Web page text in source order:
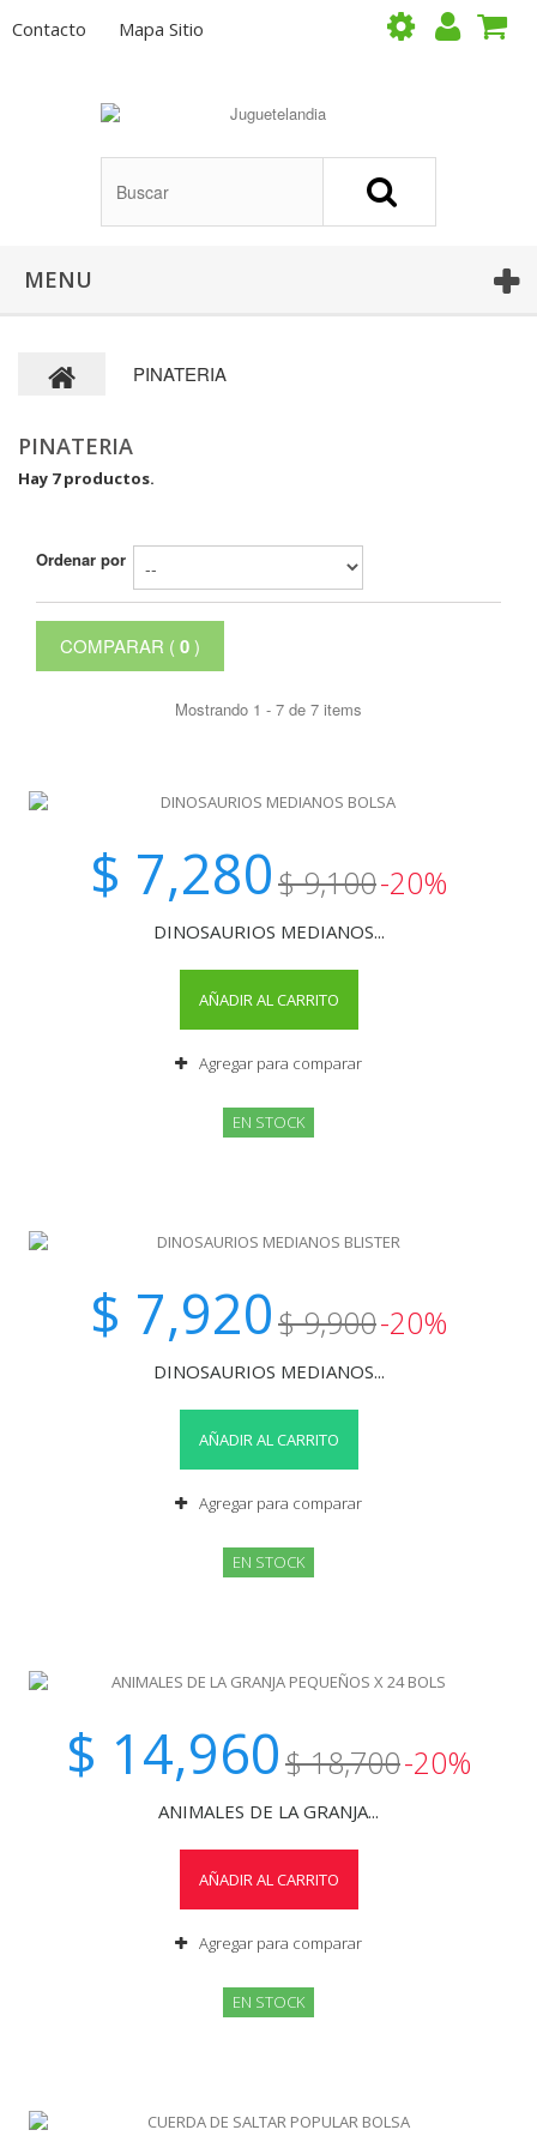
Contacto Mapa Sitio
MENU
PINATERIA
PINATERIA
Hay 7 productos.
Ordenar por
COMPARAR ( 0)
Mostrando 1 - 7 de 7 items
$ 7,280$ 9,100-20%
DINOSAURIOS MEDIANOS...
AÑADIR AL CARRITO
Agregar para comparar
EN STOCK
$ 7,920$ 9,900-20%
DINOSAURIOS MEDIANOS...
AÑADIR AL CARRITO
Agregar para comparar
EN STOCK
$ 14,960$ 18,700-20%
ANIMALES DE LA GRANJA...
AÑADIR AL CARRITO
Agregar para comparar
EN STOCK